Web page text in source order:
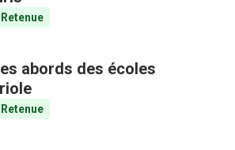
Retenue
abords des écoles
Retenue